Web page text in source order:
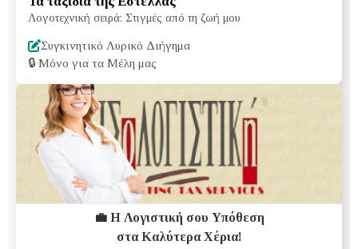
Λογοτεχνική σειρά: Στιγμές από τη ζωή μου
Συγκινητικό Λυρικό Διήγημα
🔒 Μόνο για τα Μέλη μας
💼 Η Λογιστική σου Υπόθεση
στα Καλύτερα Χέρια!